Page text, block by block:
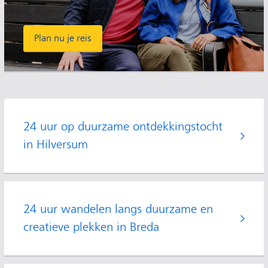
Plan nu je reis
24 uur op duurzame ontdekkingstocht
in Hilversum
24 uur wandelen langs duurzame en
creatieve plekken in Breda